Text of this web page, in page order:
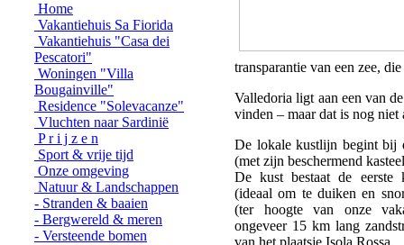
Home
Vakantiehuis Sa Fiorida
Vakantiehuis "Casa dei
Pescatori"
Woningen "Villa
Bougainville"
Residence "Solevacanze"
Vluchten naar Sardinië
P r i j z e n
Sport & vrije tijd
Onze omgeving
Natuur & Landschappen
- Stranden & baaien
- Bergwereld & meren
- Versteende bomen
transparantie van een zee,
Valledoria ligt aan een van
vinden – maar dat is nog niet
De lokale kustlijn begint bij
(met zijn beschermend
De kust bestaat de eerste
(ideaal om te duiken en
(ter hoogte van onze
ongeveer 15 km lang
van het plaatsje Isola Rossa.